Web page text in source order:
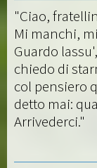
"Ciao,
Mi manchi,
Guardo
chiedo di
col pensiero
detto mai:
Arrivederci."